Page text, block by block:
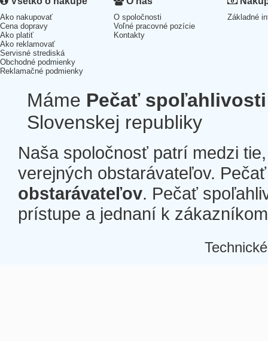
Ako nakupovať
Cena dopravy
Ako platiť
Ako reklamovať
Servisné strediská
Obchodné podmienky
Reklamačné podmienky
O spoločnosti
Voľné pracovné pozície
Kontakty
Základné
Máme Pečať spoľahlivosti
Slovenskej republiky
Naša spoločnosť patrí medzi
verejných obstarávateľov.
obstarávateľov. Pečať
prístupe a jednaní k